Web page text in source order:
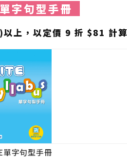
字句型手冊
上，以定價 9 折 $81 計
單字句型手冊